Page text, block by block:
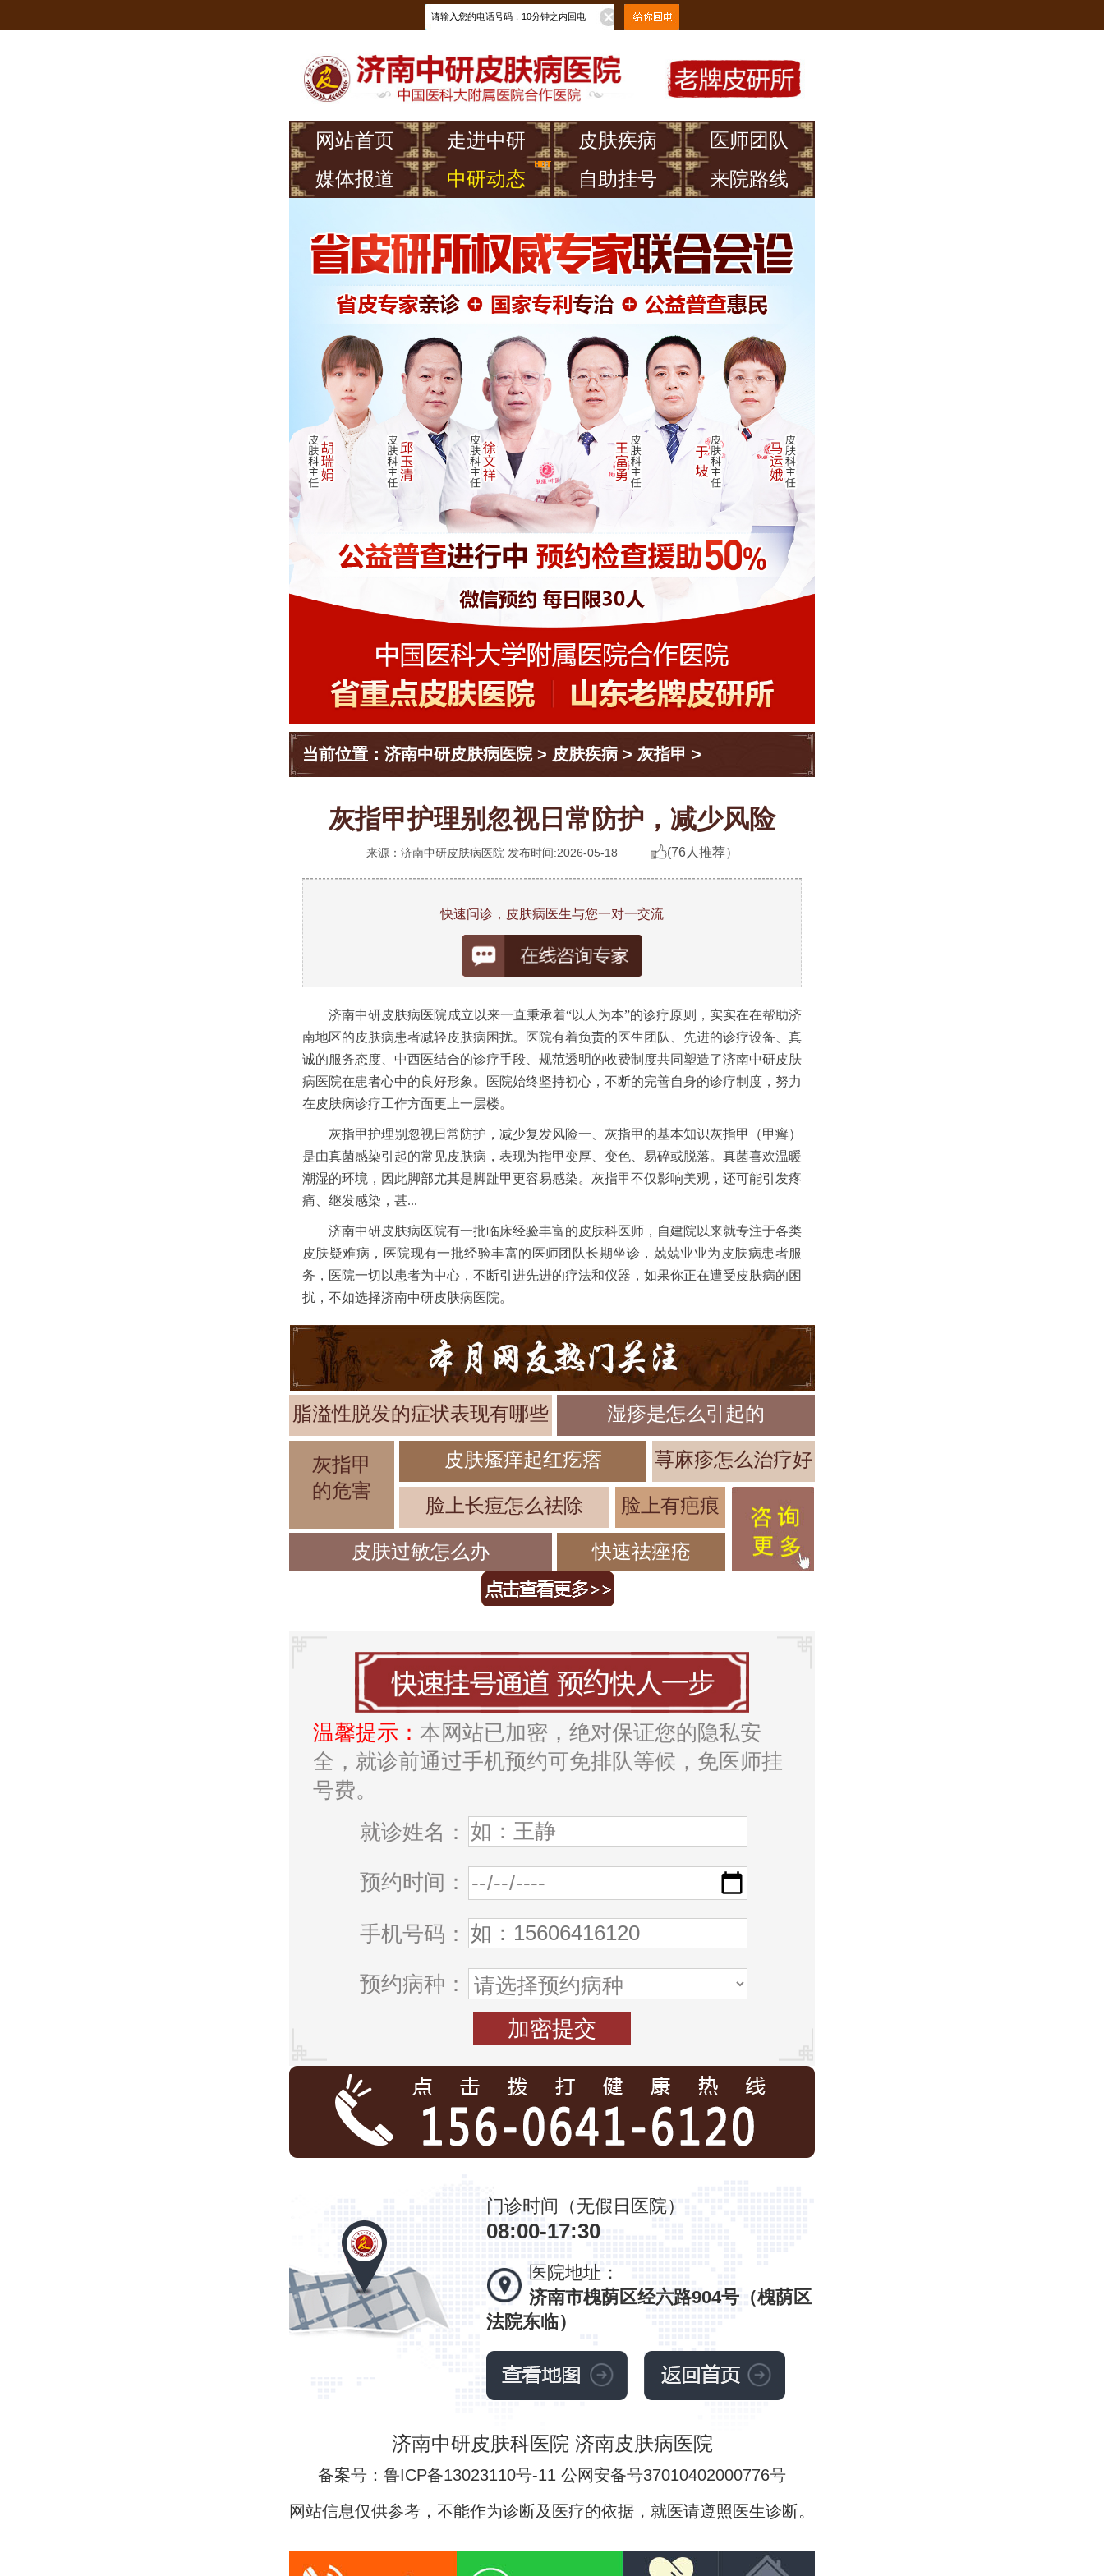
网站首页 走进中研 皮肤疾病
医师团队
媒体报道
中研动态 自助挂号 来院路线
当前位置： 济南中研皮肤病医院> 皮肤疾病 > 灰指甲 >
灰指甲护理别忽视日常防护，减少风险
来源：济南中研皮肤病医院 发布时间:2026-05-18 (76人推荐）
快速问诊，皮肤病医生与您一对一交流
济南中研皮肤病医院成立以来一直秉承着“以人为本”的诊疗原则，实实在在帮助济
南地区的皮肤病患者减轻皮肤病困扰。医院有着负责的医生团队、先进的诊疗设备、真
诚的服务态度、中西医结合的诊疗手段、规范透明的收费制度共同塑造了济南中研皮肤
病医院在患者心中的良好形象。医院始终坚持初心，不断的完善自身的诊疗制度，努力
在皮肤病诊疗工作方面更上一层楼。
灰指甲护理别忽视日常防护，减少复发风险一、灰指甲的基本知识灰指甲（甲癣）
是由真菌感染引起的常见皮肤病，表现为指甲变厚、变色、易碎或脱落。真菌喜欢温暖
潮湿的环境，因此脚部尤其是脚趾甲更容易感染。灰指甲不仅影响美观，还可能引发疼
痛、继发感染，甚...
济南中研皮肤病医院有一批临床经验丰富的皮肤科医师，自建院以来就专注于各类
皮肤疑难病，医院现有一批经验丰富的医师团队长期坐诊，兢兢业业为皮肤病患者服
务，医院一切以患者为中心，不断引进先进的疗法和仪器，如果你正在遭受皮肤病的困
扰，不如选择济南中研皮肤病医院。
脂溢性脱发的症状表现有哪些 湿疹是怎么引起的
灰指甲
的危害
皮肤瘙痒起红疙瘩 荨麻疹怎么治疗好
脸上长痘怎么祛除 脸上有疤痕
皮肤过敏怎么办 快速祛痤疮
温馨提示： 本网站已加密，绝对保证您的隐私安
全，就诊前通过手机预约可免排队等候，免医师挂
号费。
就诊姓名：
预约时间：
手机号码：
预约病种：
门诊时间（无假日医院）
08:00-17:30
医院地址：
济南市槐荫区经六路904号（槐荫区
法院东临）
济南中研皮肤科医院 济南皮肤病医院
备案号：鲁ICP备13023110号-11 公网安备号37010402000776号
网站信息仅供参考，不能作为诊断及医疗的依据，就医请遵照医生诊断。